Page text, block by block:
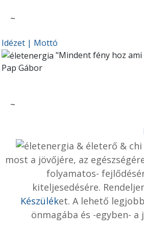
~
Idézet | Mottó
"Mindent fény hoz ami
Pap Gábor
~
most a jövőjére, az
folyamatos-
kiteljesedésére.
Készüléket. A lehető
önmagába és -egyben-